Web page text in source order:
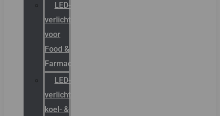
LED-
verlichting
voor
Food &
Farmacie
LED-
verlichting
koel- &